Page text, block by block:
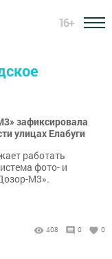
16+
зафиксировала
улицах Елабуги
работать
фото- и
М3».
408 0 0